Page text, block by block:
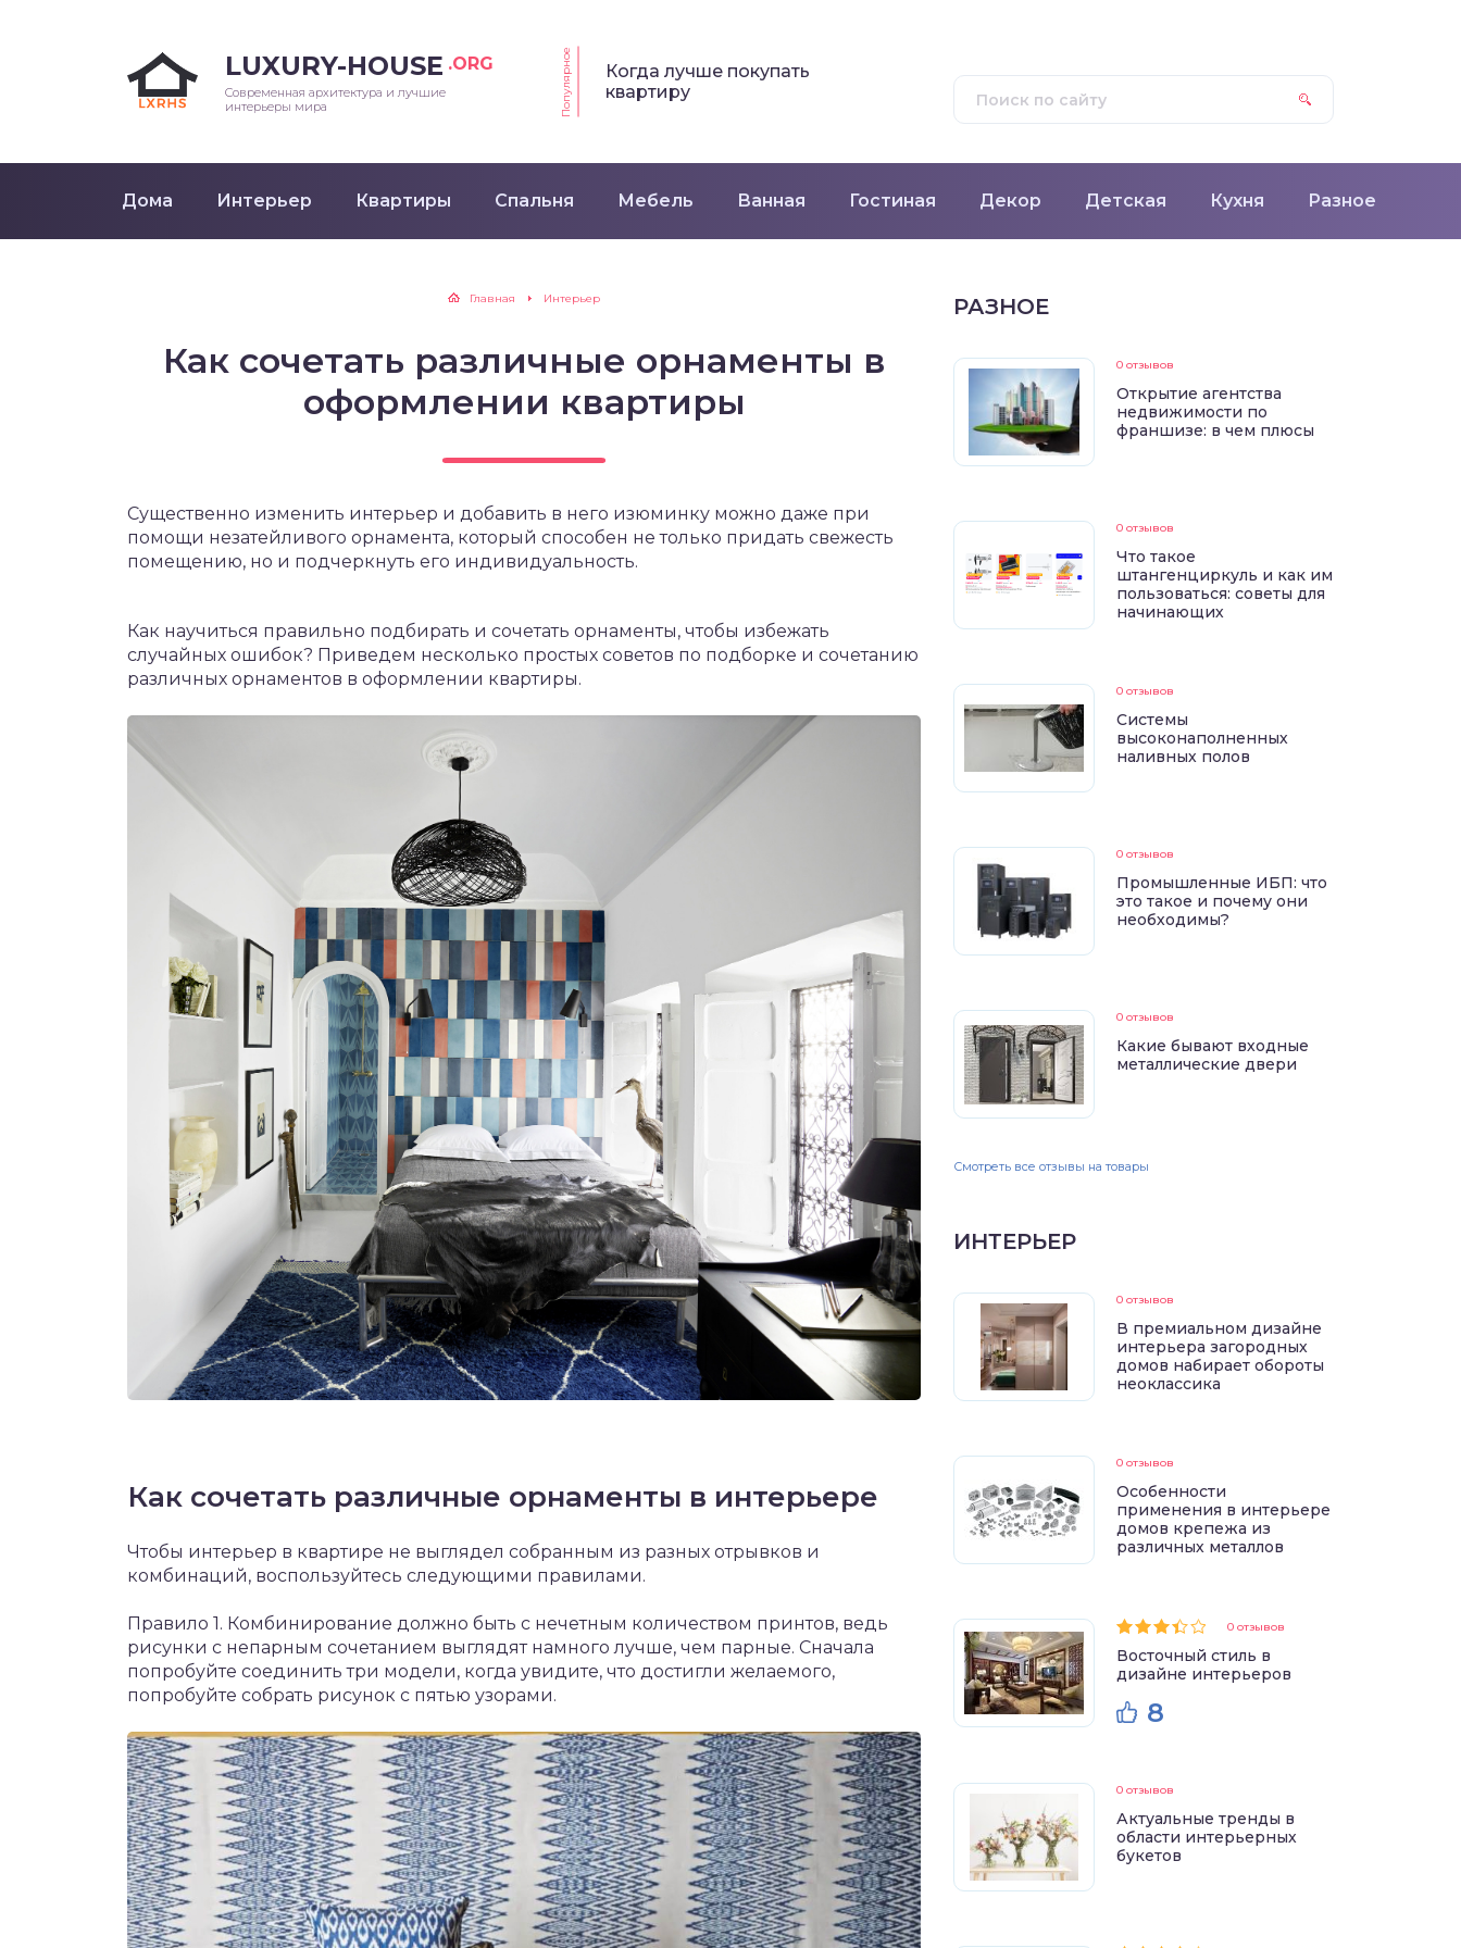
LUXURY-HOUSE .ORG
Современная архитектура и лучшие
интерьеры мира
Популярное
Когда лучше покупать
квартиру
Дома Интерьер Квартиры Спальня Мебель Ванная Гостиная Декор Детская Кухня Разное
Главная Интерьер
Как сочетать различные орнаменты в
оформлении квартиры
Существенно изменить интерьер и добавить в него изюминку можно даже при
помощи незатейливого орнамента, который способен не только придать свежесть
помещению, но и подчеркнуть его индивидуальность.
Как научиться правильно подбирать и сочетать орнаменты, чтобы избежать
случайных ошибок? Приведем несколько простых советов по подборке и сочетанию
различных орнаментов в оформлении квартиры.
Как сочетать различные орнаменты в интерьере
Чтобы интерьер в квартире не выглядел собранным из разных отрывков и
комбинаций, воспользуйтесь следующими правилами.
Правило 1. Комбинирование должно быть с нечетным количеством принтов, ведь
рисунки с непарным сочетанием выглядят намного лучше, чем парные. Сначала
попробуйте соединить три модели, когда увидите, что достигли желаемого,
попробуйте собрать рисунок с пятью узорами.
РАЗНОЕ
0 отзывов
Открытие агентства
недвижимости по
франшизе: в чем плюсы
0 отзывов
Что такое
штангенциркуль и как им
пользоваться: советы для
начинающих
0 отзывов
Системы
высоконаполненных
наливных полов
0 отзывов
Промышленные ИБП: что
это такое и почему они
необходимы?
0 отзывов
Какие бывают входные
металлические двери
Смотреть все отзывы на товары
ИНТЕРЬЕР
0 отзывов
В премиальном дизайне
интерьера загородных
домов набирает обороты
неоклассика
0 отзывов
Особенности
применения в интерьере
домов крепежа из
различных металлов
0 отзывов
Восточный стиль в
дизайне интерьеров
8
0 отзывов
Актуальные тренды в
области интерьерных
букетов